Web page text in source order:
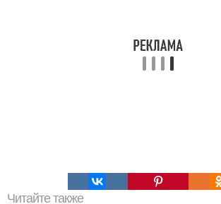
Читайте также